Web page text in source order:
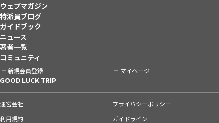
ウェブマガジン
特派員ブログ
ガイドブック
ニュース
著者一覧
コミュニティ
新規会員登録 マイページ
GOOD LUCK TRIP
運営会社
プライバシーポリシー
利用規約
ガイドライン